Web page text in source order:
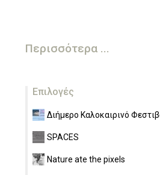
Περισσότερα ...
Επιλογές
Διήμερο Καλοκαιρινό
SPACES
Nature ate the pixels